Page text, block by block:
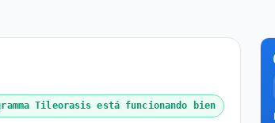
Tileorasis está funcionando bien